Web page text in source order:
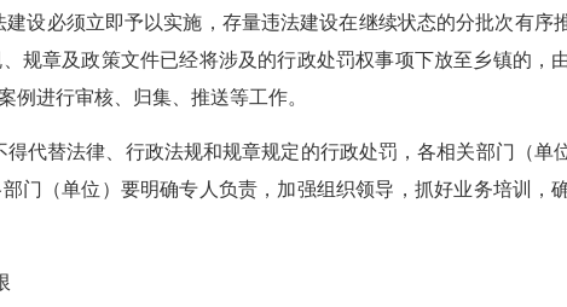
建设必须立即予以实施，存量违法建设在继续状态的分批次有序
规章及政策文件已经将涉及的行政处罚权事项下放至乡镇的，
例进行审核、归集、推送等工作。
得代替法律、行政法规和规章规定的行政处罚，各相关部门 （单
门 （单位 ） 要明确专人负责，加强组织领导，抓好业务培训，